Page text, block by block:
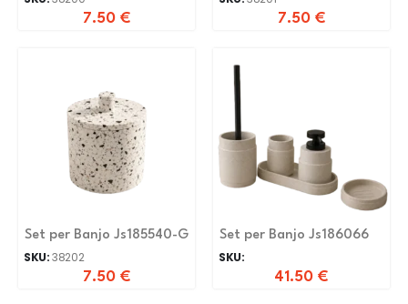
7.50 €
7.50 €
Set per Banjo Js185540-G
SKU:38202
7.50 €
Set per Banjo Js186066
SKU:
41.50 €